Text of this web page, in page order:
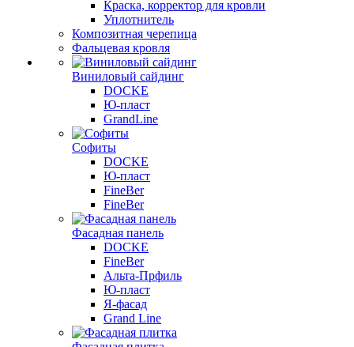
Краска, корректор для кровли
Уплотнитель
Композитная черепица
Фальцевая кровля
Виниловый сайдинг
DOCKE
Ю-пласт
GrandLine
Софиты
DOCKE
Ю-пласт
FineBer
FineBer
Фасадная панель
DOCKE
FineBer
Альта-Прфиль
Ю-пласт
Я-фасад
Grand Line